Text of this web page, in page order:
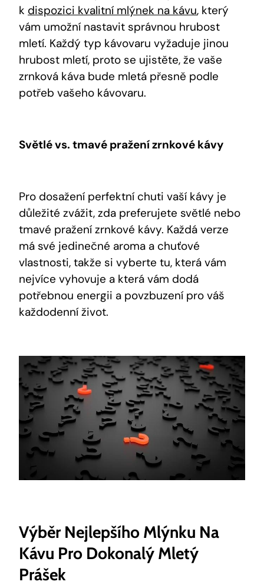
k dispozici kvalitní mlýnek na kávu, který
vám umožní nastavit správnou hrubost
mletí. Každý typ kávovaru vyžaduje jinou
hrubost mletí, proto se ujistěte, že vaše
zrnková káva bude mletá přesně podle
potřeb vašeho kávovaru.
Světlé vs. tmavé pražení zrnkové kávy
Pro dosažení perfektní chuti vaší kávy je
důležité zvážit, zda preferujete světlé nebo
tmavé pražení zrnkové kávy. Každá verze
má své jedinečné aroma a chuťové
vlastnosti, takže si vyberte tu, která vám
nejvíce vyhovuje a která vám dodá
potřebnou energii a povzbuzení pro váš
každodenní život.
Výběr Nejlepšího Mlýnku Na
Kávu Pro Dokonalý Mletý
Prášek